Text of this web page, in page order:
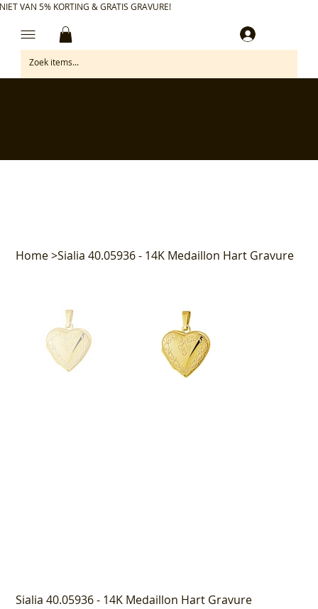
VAN 5% KORTING & GRATIS GRAVURE!
Home>Sialia 40.05936 - 14K Medaillon Hart Gravure
Sialia 40.05936 - 14K Medaillon Hart Gravure